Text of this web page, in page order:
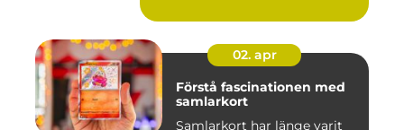
02. apr
Förstå fascinationen med
samlarkort
Samlarkort har länge varit